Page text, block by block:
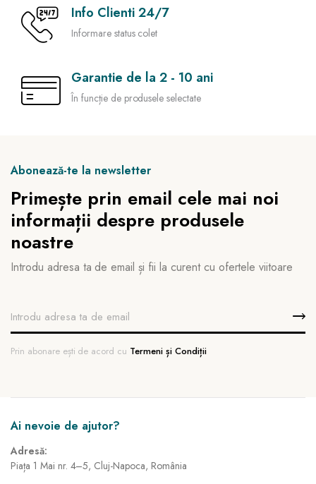
Info Clienti 24/7
Informare status colet
Garantie de la 2 - 10 ani
În funcție de produsele selectate
Abonează-te la newsletter
Primește prin email cele mai noi
informații despre produsele
noastre
Introdu adresa ta de email și fii la curent cu ofertele viitoare
Prin abonare ești de acord cu Termeni și Condiții
Ai nevoie de ajutor?
Adresă:
Piața 1 Mai nr. 4–5, Cluj-Napoca, România